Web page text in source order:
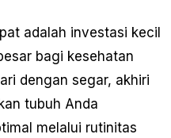
adalah investasi kecil
bagi kesehatan
dengan segar, akhiri
tubuh Anda
melalui rutinitas